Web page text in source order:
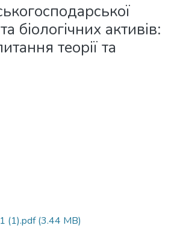
біологічних активів:
теорії та
(1).pdf(3.44 MB)